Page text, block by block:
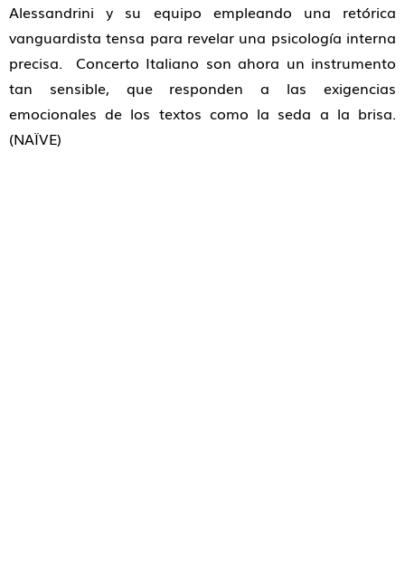
Alessandrini y su equipo empleando una retórica
vanguardista tensa para revelar una psicología interna
precisa. Concerto Italiano son ahora un instrumento
tan sensible, que responden a las exigencias
emocionales de los textos como la seda a la brisa.
(NAÏVE)